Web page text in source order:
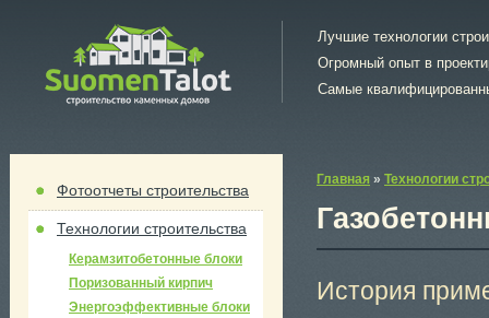
Лучшие технологии
Огромный опыт в
Самые
Фотоотчеты строительства
Технологии строительства
Керамзитобетонные блоки
Поризованный кирпич
Энергоэффективные блоки
Главная » Технологии
История